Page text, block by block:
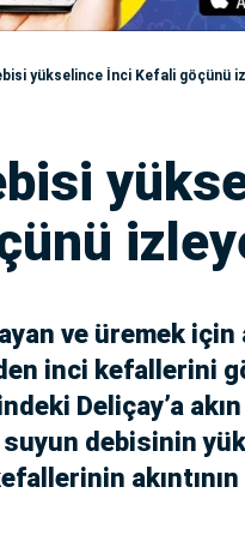
yükselince İnci Kefali göçünü
ve üremek
inci kefallerini
Deliçay’a
debisinin